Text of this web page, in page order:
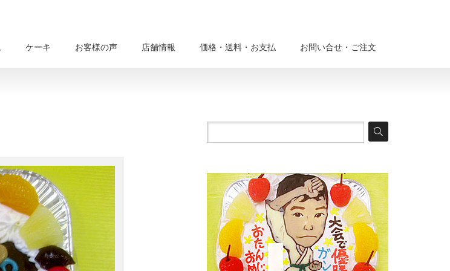
ケーキ お客様の声 店舗情報 価格・送料・お支払 お問い合せ・ご注文